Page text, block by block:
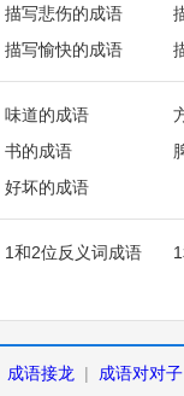
描写悲伤的成语
描写愉快的成语
味道的成语
书的成语
好坏的成语
1和2位反义词成语
成语接龙 |
成语对对子